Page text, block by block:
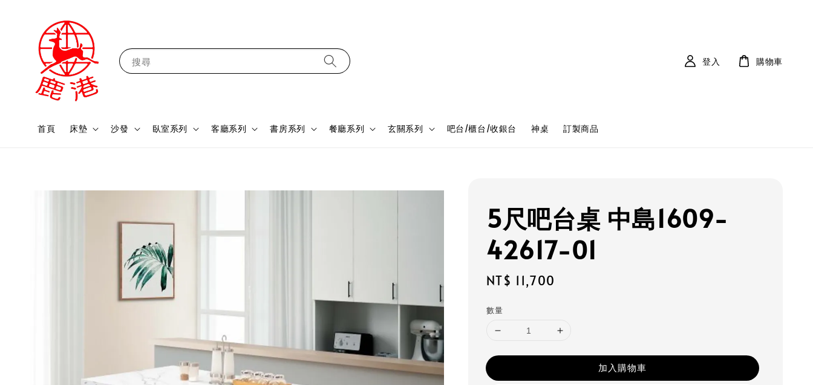
搜尋
首頁 床墊 沙發 臥室系列 客廳系列 書房系列 餐廳系列 玄關系列 吧台/櫃台/收銀台 神桌 訂製商品
登入 購物車
5尺吧台桌 中島1609-
42617-01
Regular
NT$ 11,700
數量
加入購物車